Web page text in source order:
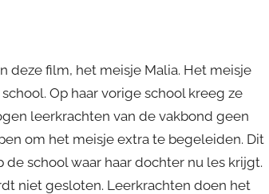
deze film, het meisje Malia. Het meisje
Op haar vorige school kreeg ze
leerkrachten van de vakbond geen
om het meisje extra te begeleiden. Dit
school waar haar dochter nu les krijgt.
niet gesloten. Leerkrachten doen het